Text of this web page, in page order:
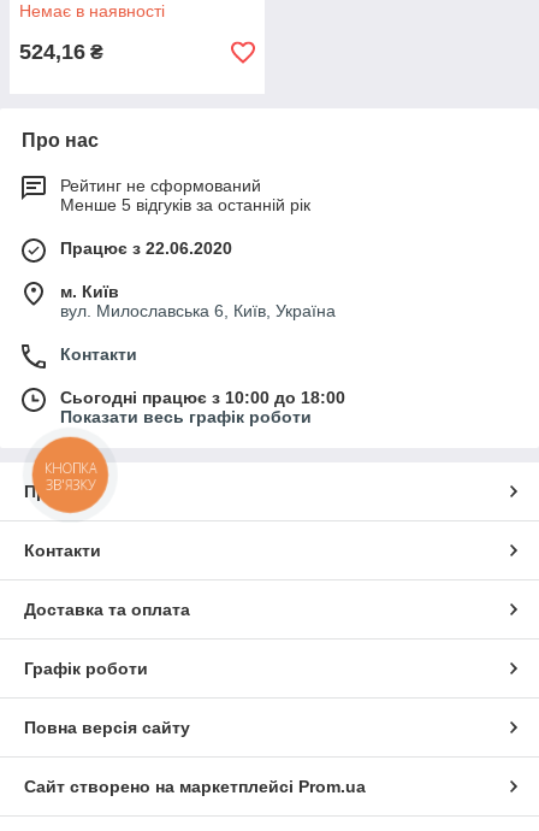
Немає в наявності
524,16 ₴
Про нас
Рейтинг не сформований
Менше 5 відгуків за останній рік
Працює з 22.06.2020
м. Київ
вул. Милославська 6, Київ, Україна
Контакти
Сьогодні працює з 10:00 до 18:00
Показати весь графік роботи
Про нас
Контакти
Доставка та оплата
Графік роботи
Повна версія сайту
Сайт створено на маркетплейсі Prom.ua
КНОПКА
ЗВ'ЯЗКУ